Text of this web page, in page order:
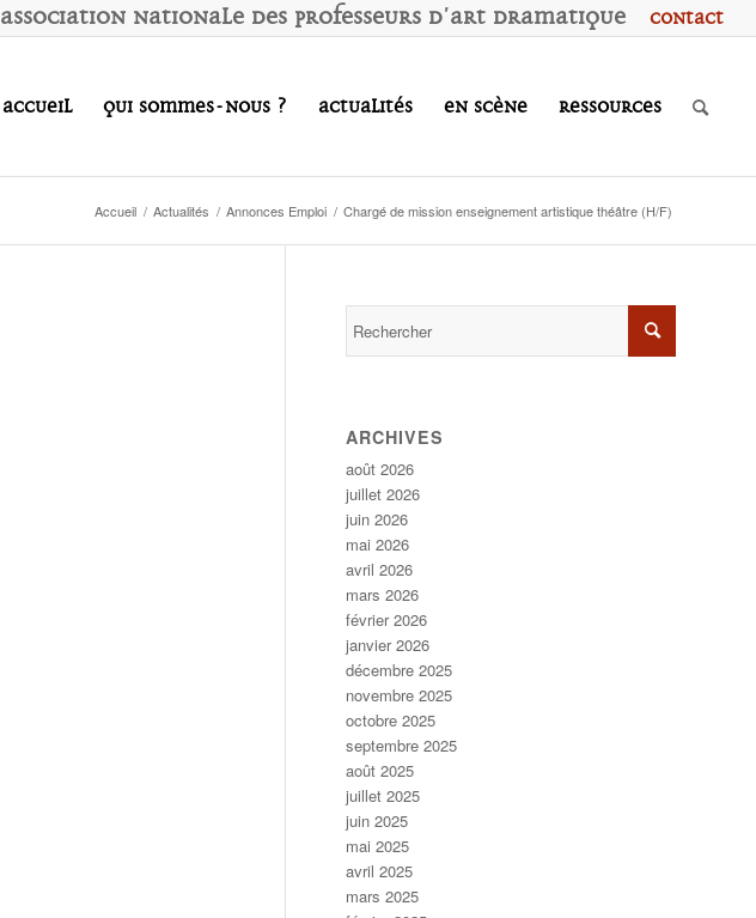
Contact
Association Nationale des Professeurs d'Art Dramatique
Accueil Qui sommes-nous ? Actualités En scène Ressources
Accueil / Actualités / Annonces Emploi / Chargé de mission enseignement artistique théâtre (H/F)
ARCHIVES
août 2026
juillet 2026
juin 2026
mai 2026
avril 2026
mars 2026
février 2026
janvier 2026
décembre 2025
novembre 2025
octobre 2025
septembre 2025
août 2025
juillet 2025
juin 2025
mai 2025
avril 2025
mars 2025